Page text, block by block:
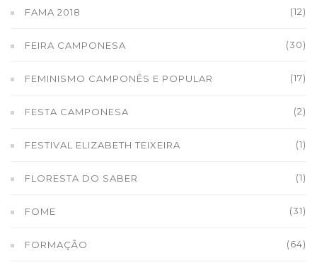
FAMA 2018 (12)
FEIRA CAMPONESA (30)
FEMINISMO CAMPONÊS E POPULAR (17)
FESTA CAMPONESA (2)
FESTIVAL ELIZABETH TEIXEIRA (1)
FLORESTA DO SABER (1)
FOME (31)
FORMAÇÃO (64)